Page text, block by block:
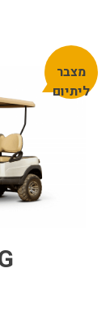
מצבר
ליתיום